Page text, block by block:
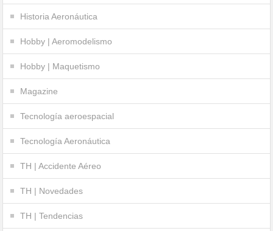
Historia Aeronáutica
Hobby | Aeromodelismo
Hobby | Maquetismo
Magazine
Tecnología aeroespacial
Tecnología Aeronáutica
TH | Accidente Aéreo
TH | Novedades
TH | Tendencias